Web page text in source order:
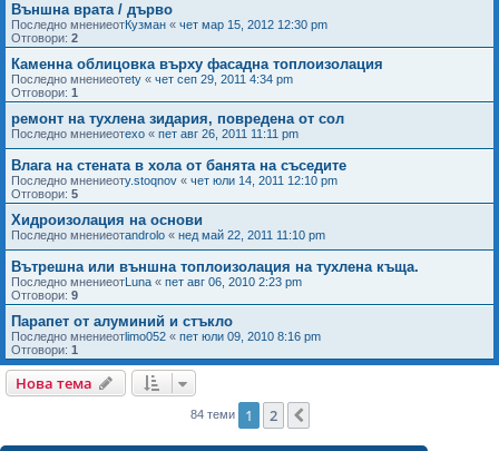
Външна врата / дърво
Последно мнениеотКузман « чет мар 15, 2012 12:30 pm
Отговори: 2
Каменна облицовка върху фасадна топлоизолация
Последно мнениеотety « чет сеп 29, 2011 4:34 pm
Отговори: 1
ремонт на тухлена зидария, повредена от сол
Последно мнениеотехо « пет авг 26, 2011 11:11 pm
Влага на стената в хола от банята на съседите
Последно мнениеотy.stoqnov « чет юли 14, 2011 12:10 pm
Отговори: 5
Хидроизолация на основи
Последно мнениеотandrolo « нед май 22, 2011 11:10 pm
Вътрешна или външна топлоизолация на тухлена къща.
Последно мнениеотLuna « пет авг 06, 2010 2:23 pm
Отговори: 9
Парапет от алуминий и стъкло
Последно мнениеотlimo052 « пет юли 09, 2010 8:16 pm
Отговори: 1
Нова тема
84 теми 1 2